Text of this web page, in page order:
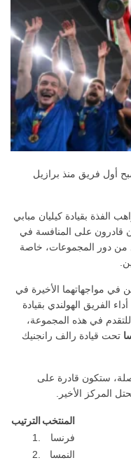
أول فريق منذ برازيل
الفذة بقيادة كيليان مبابي
قادرون على المنافسة في
أبعد من دور المجموعات، خاصة
في مواجهاتهما الأخيرة في
الفريق الهولندي بقيادة
للتقدم في هذه المجموعة،
تحت قيادة رالف رانجنيك
ستكون قادرة على
المركز الأخير.
الترتيب المنتخب
1.
فرنسا
2.
النمسا